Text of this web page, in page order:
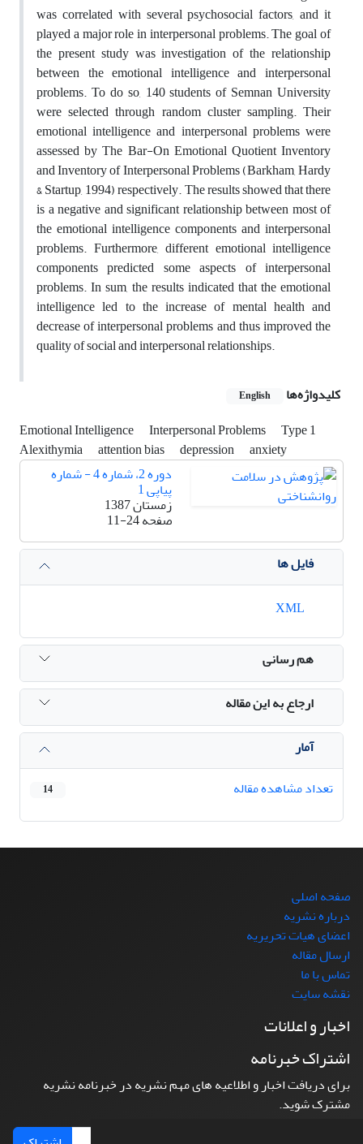
was correlated with several psychosocial factors, and it
played a major role in interpersonal problems. The goal of
the present study was investigation of the relationship
between the emotional intelligence and interpersonal
problems. To do so, 140 students of Semnan University
were selected through random cluster sampling. Their
emotional intelligence and interpersonal problems were
assessed by The Bar-On Emotional Quotient Inventory
and Inventory of Interpersonal Problems (Barkham, Hardy
& Startup, 1994) respectively. The results showed that there
is a negative and significant relationship between most of
the emotional intelligence components and interpersonal
problems. Furthermore, different emotional intelligence
components predicted some aspects of interpersonal
problems. In sum, the results indicated that the emotional
intelligence led to the increase of mental health and
decrease of interpersonal problems and thus improved the
quality of social and interpersonal relationships.
کلیدواژه‌ها
English
Emotional Intelligence Interpersonal Problems
Type 1
Alexithymia
attention bias depression
anxiety
دوره 2، شماره 4 - شماره
پیاپی 1
زمستان 1387
صفحه11-24
فایل ها
هم رسانی
ارجاع به این مقاله
آمار
تعداد مشاهده مقاله
14
صفحه اصلی
درباره نشریه
اعضای هیات تحریریه
ارسال مقاله
تماس با ما
نقشه سایت
اخبار و اعلانات
اشتراک خبرنامه
برای دریافت اخبار و اطلاعیه های مهم نشریه در خبرنامه نشریه
مشترک شوید.